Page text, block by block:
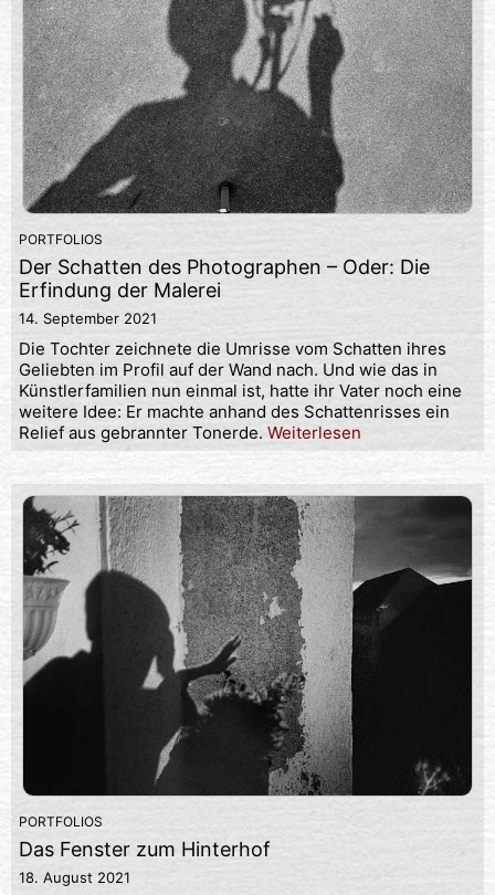
PORTFOLIOS
Der Schatten des Photographen – Oder: Die
Erfindung der Malerei
14. September 2021
Die Tochter zeichnete die Umrisse vom Schatten ihres
Geliebten im Profil auf der Wand nach. Und wie das in
Künstlerfamilien nun einmal ist, hatte ihr Vater noch eine
weitere Idee: Er machte anhand des Schattenrisses ein
Relief aus gebrannter Tonerde. Weiterlesen
PORTFOLIOS
Das Fenster zum Hinterhof
18. August 2021